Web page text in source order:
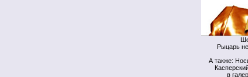
Рыцарь
А также:
в